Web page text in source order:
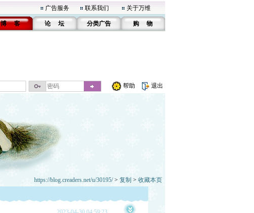
广告服务 联系我们 关于万维
博 客 论 坛 分类广告 购 物
帮助 退出
https://blog.creaders.net/u/30195/> 复制 > 收藏本页